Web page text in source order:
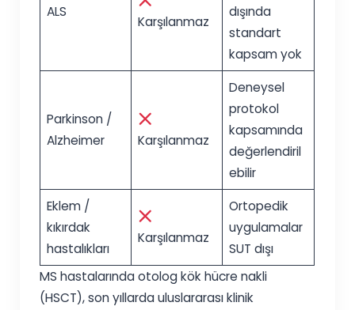
ALS
Karşılanmaz
dışında
standart
kapsam yok
Parkinson /
Alzheimer
Karşılanmaz
Deneysel
protokol
kapsamında
değerlendiril
ebilir
Eklem /
kıkırdak
hastalıkları
Karşılanmaz
Ortopedik
uygulamalar
SUT dışı
MS hastalarında otolog kök hücre nakli
(HSCT), son yıllarda uluslararası klinik